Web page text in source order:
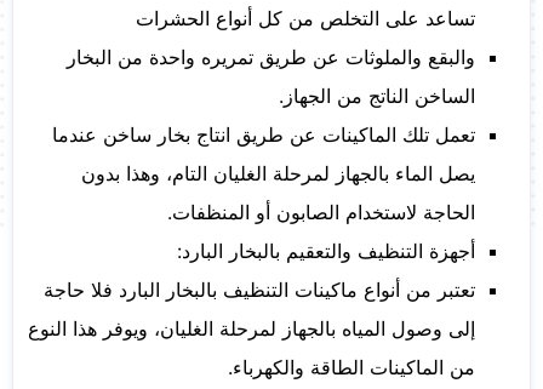
تساعد على التخلص من كل أنواع الحشرات
والبقع والملوثات عن طريق تمريره واحدة من البخار
الساخن الناتج من الجهاز.
تعمل تلك الماكينات عن طريق انتاج بخار ساخن عندما
يصل الماء بالجهاز لمرحلة الغليان التام، وهذا بدون
الحاجة لاستخدام الصابون أو المنظفات.
أجهزة التنظيف والتعقيم بالبخار البارد:
تعتبر من أنواع ماكينات التنظيف بالبخار البارد فلا حاجة
إلى وصول المياه بالجهاز لمرحلة الغليان، ويوفر هذا النوع
من الماكينات الطاقة والكهرباء.